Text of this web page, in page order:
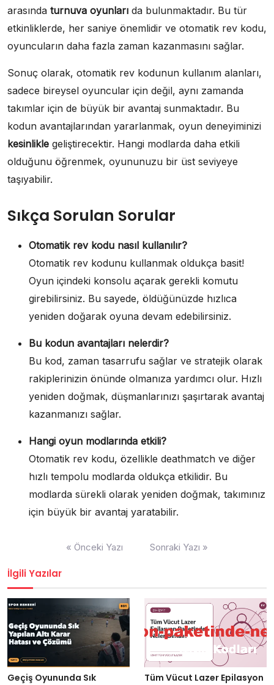
arasında turnuva oyunları da bulunmaktadır. Bu tür
etkinliklerde, her saniye önemlidir ve otomatik rev kodu,
oyuncuların daha fazla zaman kazanmasını sağlar.
Sonuç olarak, otomatik rev kodunun kullanım alanları,
sadece bireysel oyuncular için değil, aynı zamanda
takımlar için de büyük bir avantaj sunmaktadır. Bu
kodun avantajlarından yararlanmak, oyun deneyiminizi
kesinlikle geliştirecektir. Hangi modlarda daha etkili
olduğunu öğrenmek, oyununuzu bir üst seviyeye
taşıyabilir.
Sıkça Sorulan Sorular
Otomatik rev kodu nasıl kullanılır?
Otomatik rev kodunu kullanmak oldukça basit!
Oyun içindeki konsolu açarak gerekli komutu
girebilirsiniz. Bu sayede, öldüğünüzde hızlıca
yeniden doğarak oyuna devam edebilirsiniz.
Bu kodun avantajları nelerdir?
Bu kod, zaman tasarrufu sağlar ve stratejik olarak
rakiplerinizin önünde olmanıza yardımcı olur. Hızlı
yeniden doğmak, düşmanlarınızı şaşırtarak avantaj
kazanmanızı sağlar.
Hangi oyun modlarında etkili?
Otomatik rev kodu, özellikle deathmatch ve diğer
hızlı tempolu modlarda oldukça etkilidir. Bu
modlarda sürekli olarak yeniden doğmak, takımınız
için büyük bir avantaj yaratabilir.
« Önceki Yazı Sonraki Yazı »
İlgili Yazılar
Geçiş Oyununda Sık
Tüm Vücut Lazer Epilasyon